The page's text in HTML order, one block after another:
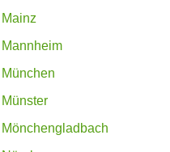
Mainz
Mannheim
München
Münster
Mönchengladbach